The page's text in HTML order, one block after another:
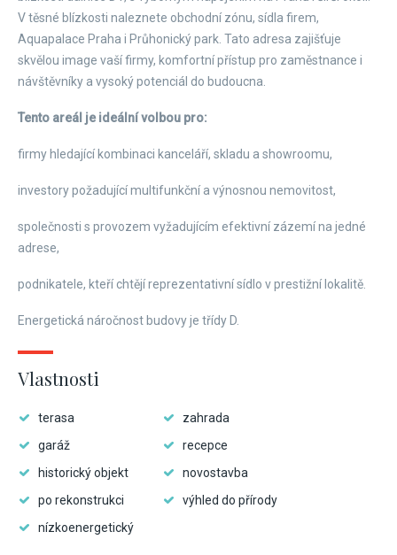
V těsné blízkosti naleznete obchodní zónu, sídla firem,
Aquapalace Praha i Průhonický park. Tato adresa zajišťuje
skvělou image vaší firmy, komfortní přístup pro zaměstnance i
návštěvníky a vysoký potenciál do budoucna.
Tento areál je ideální volbou pro:
firmy hledající kombinaci kanceláří, skladu a showroomu,
investory požadující multifunkční a výnosnou nemovitost,
společnosti s provozem vyžadujícím efektivní zázemí na jedné
adrese,
podnikatele, kteří chtějí reprezentativní sídlo v prestižní lokalitě.
Energetická náročnost budovy je třídy D.
Vlastnosti
terasa
zahrada
garáž
recepce
historický objekt
novostavba
po rekonstrukci
výhled do přírody
nízkoenergetický